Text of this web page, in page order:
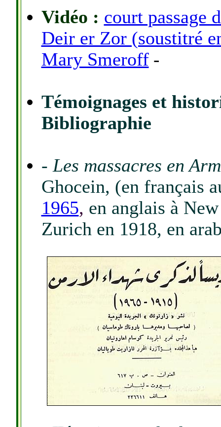
Vidéo : court passage
Deir er Zor (soustitré
Mary Smeroff-
Témoignages et
Bibliographie
- Les massacres en
Ghocein, (en français
1965, en anglais à
Zurich en 1918, en